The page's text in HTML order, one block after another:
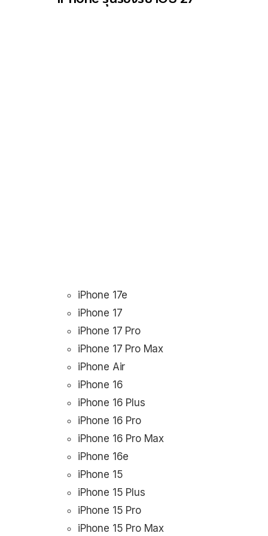
iPhone 17e
iPhone 17
iPhone 17 Pro
iPhone 17 Pro Max
iPhone Air
iPhone 16
iPhone 16 Plus
iPhone 16 Pro
iPhone 16 Pro Max
iPhone 16e
iPhone 15
iPhone 15 Plus
iPhone 15 Pro
iPhone 15 Pro Max